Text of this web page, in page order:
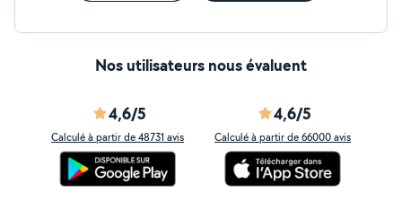
Nos utilisateurs nous évaluent
4,6/5
Calculé à partir de 48731 avis
4,6/5
Calculé à partir de 66000 avis